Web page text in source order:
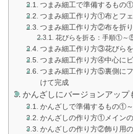
つまみ細工で準備するも
つまみ細工作り方①布とフ
つまみ細工作り方②布を折り
花びらを折る：手順①～
つまみ細工作り方③花びら
つまみ細工作り方④中心に
つまみ細工作り方⑤裏側に
けて完成
かんざしにバージョンアップ
かんざしで準備するもの①
かんざしの作り方①メイン
かんざしの作り方②飾り用